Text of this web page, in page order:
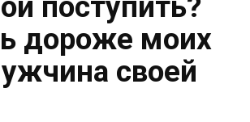
дороже моих
своей